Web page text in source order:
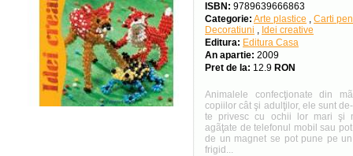
ISBN: 9789639666863
Categorie: Arte plastice , Carti
Decoratiuni , Idei creative
Editura: Editura Casa
An apartie: 2009
Pret de la: 12.9 RON
Animalele confecţionate din
copiilor cât şi adulţilor, ele sunt
te privesc cu ochii lor mari şi
agãţate de telefonul mobil sau
de un magnet se pot pune pe
frigid...